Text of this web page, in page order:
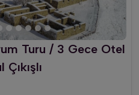
Turu / 3 Gece Otel